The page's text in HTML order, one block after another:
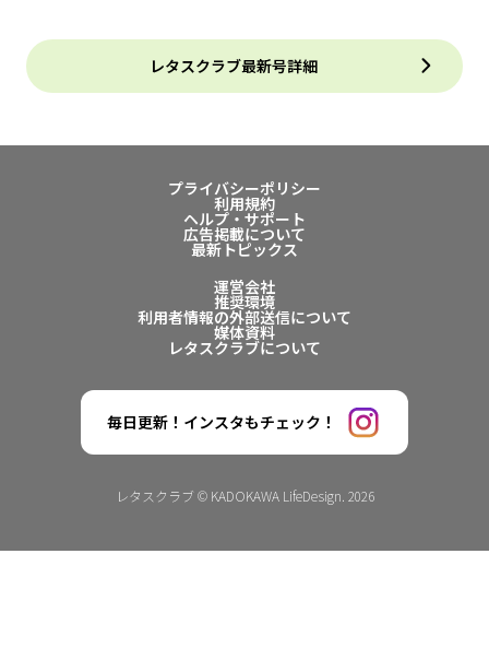
レタスクラブ最新号詳細
プライバシーポリシー
利用規約
ヘルプ・サポート
広告掲載について
最新トピックス
運営会社
推奨環境
利用者情報の外部送信について
媒体資料
レタスクラブについて
毎日更新！インスタもチェック！
レタスクラブ © KADOKAWA LifeDesign. 2026